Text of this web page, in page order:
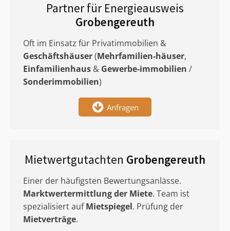
Partner für Energieausweis
Grobengereuth
Oft im Einsatz für Privatimmobilien &
Geschäftshäuser(Mehrfamilien-häuser,
Einfamilienhaus & Gewerbe-immobilien /
Sonderimmobilien)
Anfragen
Mietwertgutachten Grobengereuth
Einer der häufigsten Bewertungsanlässe.
Marktwertermittlungder Miete. Team ist
spezialisiert aufMietspiegel. Prüfung der
Mietverträge.